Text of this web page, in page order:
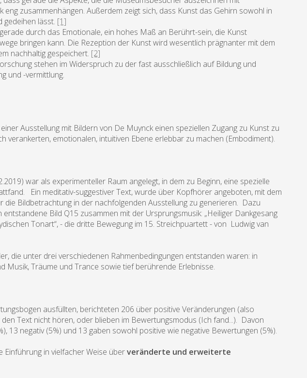
eng zusammenhängen. Außerdem zeigt sich, dass Kunst das Gehirn sowohl in
gedeihen lässt. [1]
durch das Emotionale, ein hohes Maß an Berührt-sein, die Kunst
bringen kann. Die Rezeption der Kunst wird wesentlich prägnanter mit dem
nachhaltig gespeichert. [2]
stehen im Widerspruch zu der fast ausschließlich auf Bildung und
und -vermittlung.
Ausstellung mit Bildern von De Muynck einen speziellen Zugang zu Kunst zu
verankerten, emotionalen, intuitiven Ebene erlebbar zu machen (Embodiment).
war als experimenteller Raum angelegt, in dem zu Beginn, eine spezielle
Ein meditativ-suggestiver Text, wurde über Kopfhörer angeboten, mit dem
die Bildbetrachtung in der nachfolgenden Ausstellung zu generieren. Dazu
Bild Q15 zusammen mit der Ursprungsmusik: „Heiliger Dankgesang
Tonart“, - die dritte Bewegung im 15. Streichpuartett - von Ludwig van
die unter drei verschiedenen Rahmenbedingungen entstanden waren: in
Musik, Träume und Trance sowie tief berührende Erlebnisse.
ausfüllten, berichteten 206 über positive Veränderungen (also
Text nicht hören, oder blieben im Bewertungsmodus (Ich fand...). Davon
13 negativ (5%) und 13 gaben sowohl positive wie negative Bewertungen (5%).
Einführung in vielfacher Weise überveränderte und erweiterte